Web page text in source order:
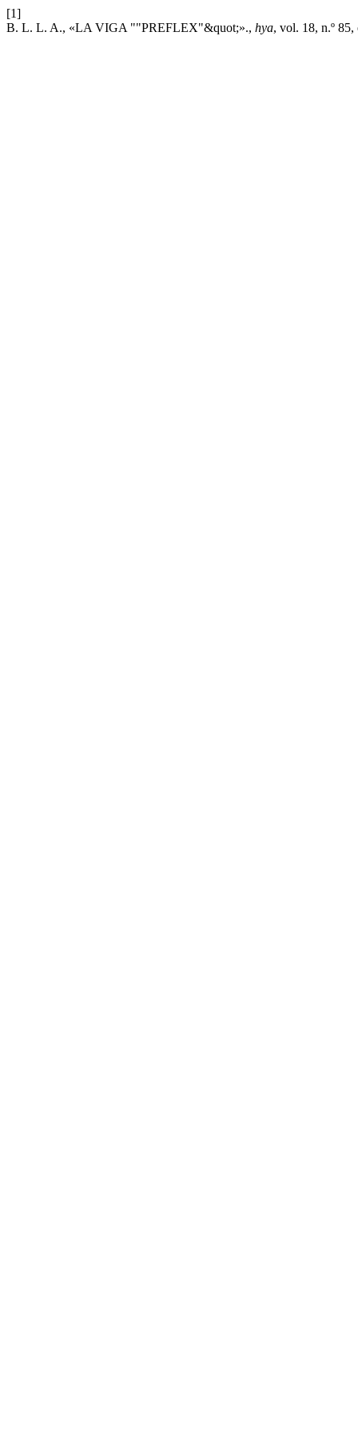
[1]
B. L. L. A., «LA VIGA ""PREFLEX"&quot;»., hya, vol. 18, n.º 85,